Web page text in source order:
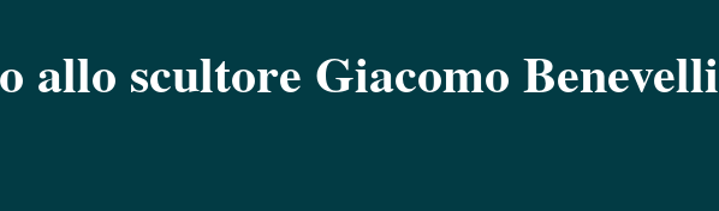
allo scultore Giacomo Benevelli